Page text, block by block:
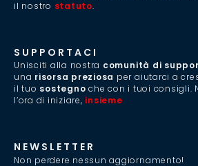
il nostro statuto.
SUPPORTACI
Unisciti alla nostra comunità di
una risorsa preziosa per aiutarci a
il tuo sostegno che con i tuoi consigli.
l’ora di iniziare, insieme
NEWSLETTER
Non perdere nessun aggiornamento!